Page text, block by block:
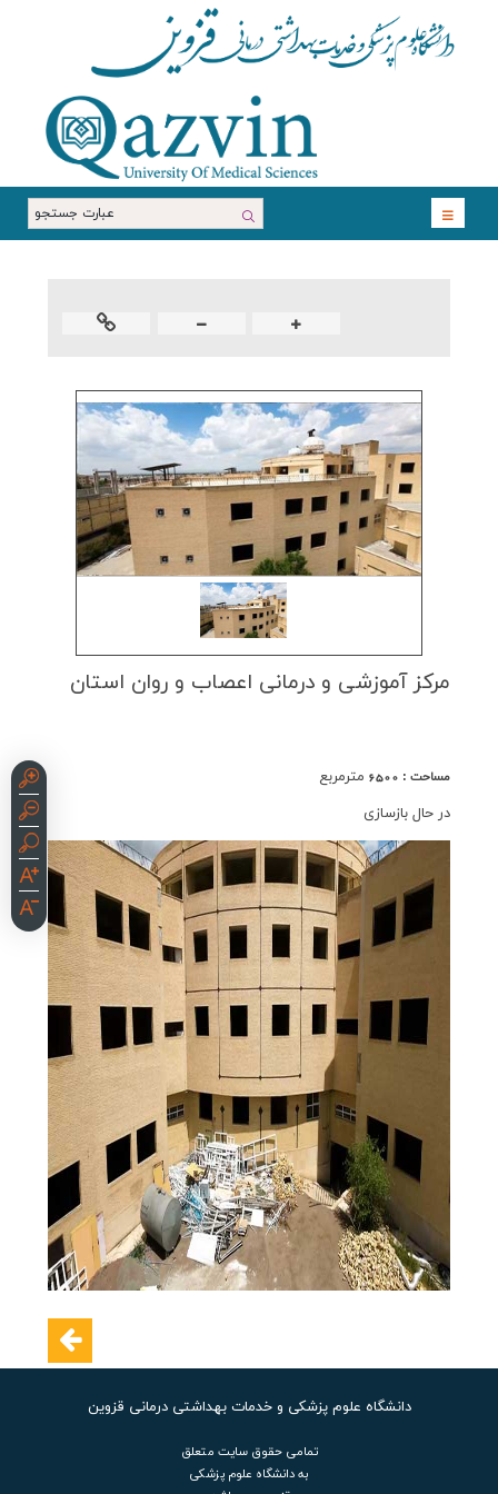
مركز آموزشی و درمانی اعصاب و روان استان
مساحت : 6500
مترمربع
در حال بازسازی
دانشگاه علوم پزشکی و خدمات بهداشتی درمانی قزوین
تمامی حقوق سایت متعلق
به دانشگاه علوم پزشکی